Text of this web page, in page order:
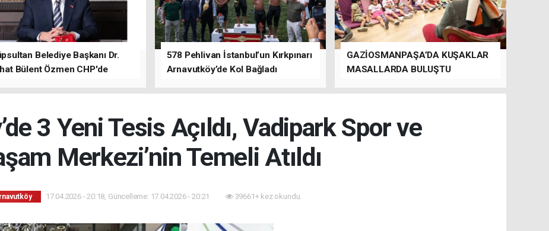
Belediye Başkanı Dr.
Bülent Özmen CHP'de
578 Pehlivan İstanbul’un Kırkpınarı
Arnavutköy’de Kol Bağladı
GAZİOSMANPAŞA’DA KUŞAKLAR
MASALLARDA BULUŞTU
3 Yeni Tesis Açıldı, Vadipark Spor ve
Merkezi’nin Temeli Atıldı
17.04.2026 - 20:18, Güncelleme: 17.04.2026 - 20:21 39661+ kez okundu.